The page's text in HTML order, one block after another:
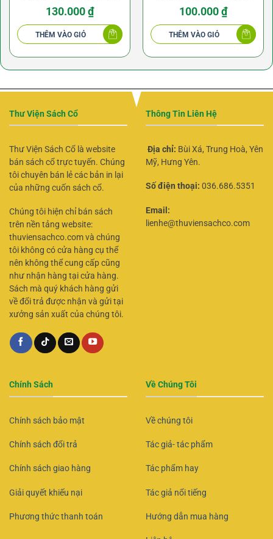
Bách Bệnh – Lý Ứng
130.000₫
THÊM VÀO GIỎ
Thuốc Võ Văn Vân – Xuất
Bản 1934
100.000₫
THÊM VÀO GIỎ
Thư Viện Sách Cổ
Thư Viện Sách Cổ là website
bán sách cổ trực tuyến. Chúng
tôi chuyên bán lẻ các bản in lại
của những cuốn sách cổ.
Chúng tôi hiện chỉ bán sách
trên nền tảng website:
thuviensachco.com và chúng
tôi không có cửa hàng cụ thể
nên không thể cung cấp cũng
như nhận hàng tại cửa hàng.
Sách mà quý khách hàng gửi
về đổi trả được nhận và gửi tại
xưởng sản xuất của chúng tôi.
Thông Tin Liên Hệ
Địa chỉ: Bùi Xá, Trung Hoà, Yên
Mỹ, Hưng Yên.
Số điện thoại: 036.686.5351
Email:
lienhe@thuviensachco.com
Chính Sách
Chính sách bảo mật
Chính sách đổi trả
Chính sách giao hàng
Giải quyết khiếu nại
Phương thức thanh toán
Về Chúng Tôi
Về chúng tôi
Tác giả- tác phẩm
Tác phẩm hay
Tác giả nổi tiếng
Hướng dẫn mua hàng